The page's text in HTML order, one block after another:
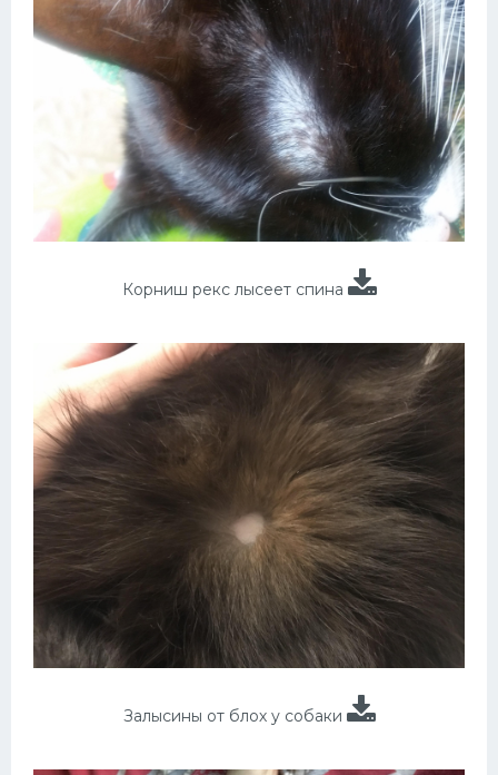
Корниш рекс лысеет спина
Залысины от блох у собаки